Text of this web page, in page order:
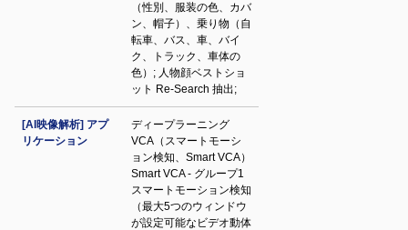
（性別、服装の色、カバ
ン、帽子）、乗り物（自
転車、バス、車、バイ
ク、トラック、車体の
色）; 人物顔ベストショ
ット Re-Search 抽出;
[AI映像解析] アプ
リケーション
ディープラーニング
VCA（スマートモーシ
ョン検知、Smart VCA）
Smart VCA - グループ1
スマートモーション検知
（最大5つのウィンドウ
が設定可能なビデオ動体